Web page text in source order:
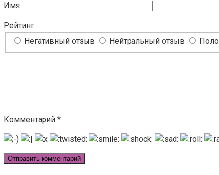
Имя
Рейтинг
Негативный отзыв
Нейтральный отзыв
Комментарий *